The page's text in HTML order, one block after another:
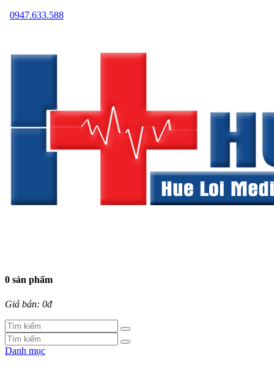
0947.633.588
0 sản phẩm
Giá bán: 0đ
Danh mục